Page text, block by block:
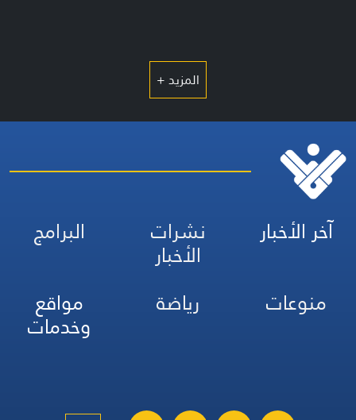
المزيد +
آخر الأخبار نشرات
الأخبار
البرامج
منوعات
رياضة مواقع
وخدمات